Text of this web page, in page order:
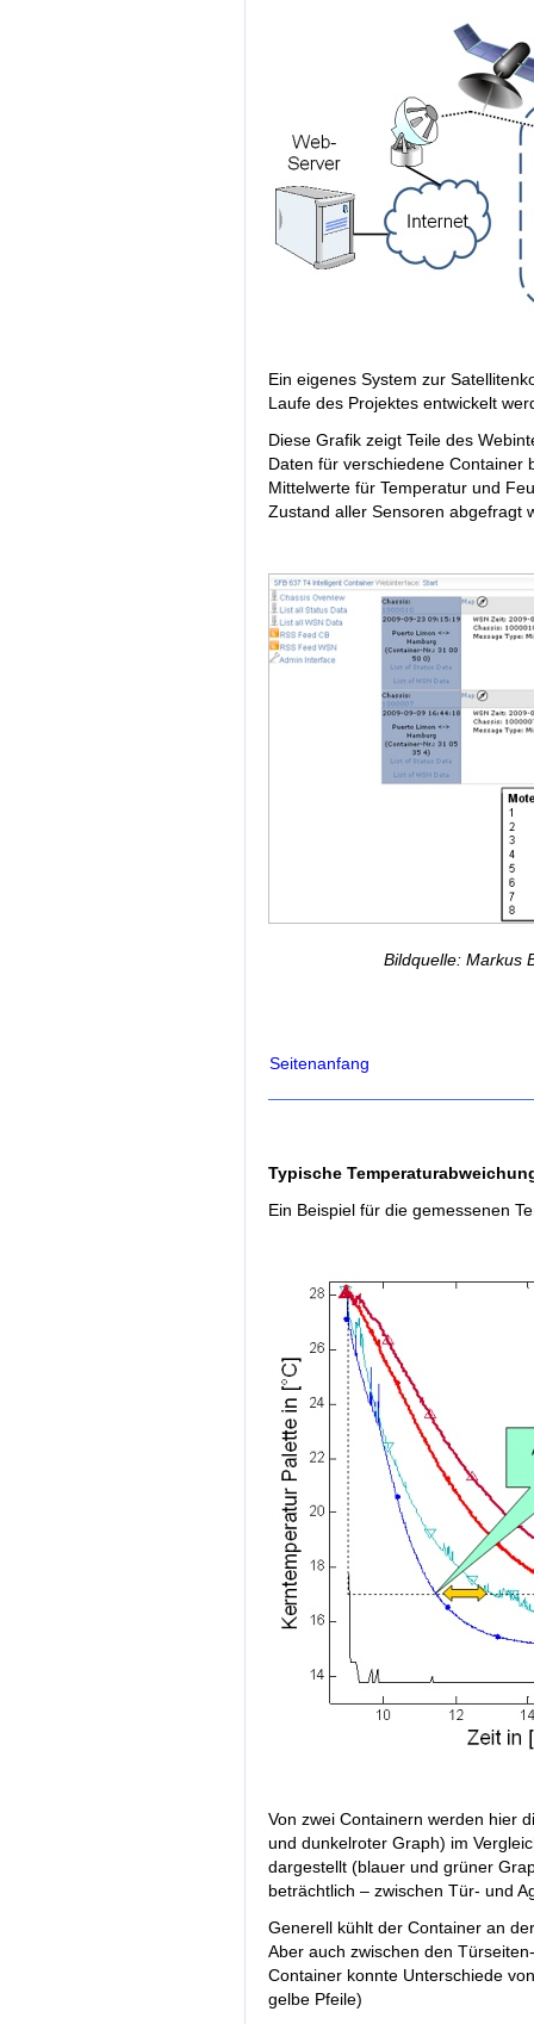
Ein eigenes System zur
Laufe des Projektes entwickelt
Diese Grafik zeigt Teile des
Daten für verschiedene Container
Mittelwerte für Temperatur und
Zustand aller Sensoren abgefragt
Bildquelle: Markus
Seitenanfang
Typische
Ein Beispiel für die gemessenen
Von zwei Containern werden hier
und dunkelroter Graph) im
dargestellt (blauer und grüner
beträchtlich – zwischen Tür- und
Generell kühlt der Container an
Aber auch zwischen den
Container konnte Unterschiede
gelbe Pfeile)